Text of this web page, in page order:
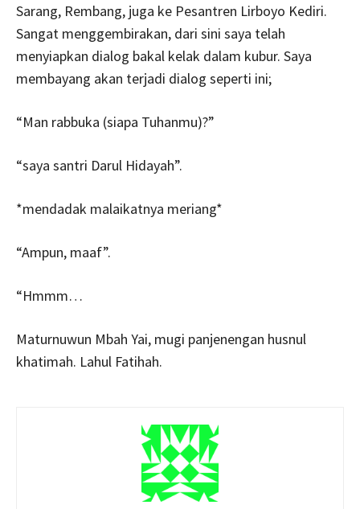
Sarang, Rembang, juga ke Pesantren Lirboyo Kediri.
Sangat menggembirakan, dari sini saya telah
menyiapkan dialog bakal kelak dalam kubur. Saya
membayang akan terjadi dialog seperti ini;
“Man rabbuka (siapa Tuhanmu)?”
“saya santri Darul Hidayah”.
*mendadak malaikatnya meriang*
“Ampun, maaf”.
“Hmmm…
Maturnuwun Mbah Yai, mugi panjenengan husnul
khatimah. Lahul Fatihah.